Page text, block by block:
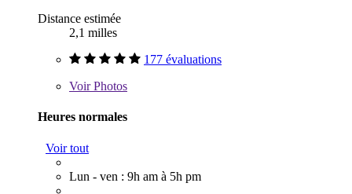
Distance estimée
2,1 milles
177 évaluations
VoirPhotos
Heures normales
Voir tout
Lun - ven : 9h am à 5h pm